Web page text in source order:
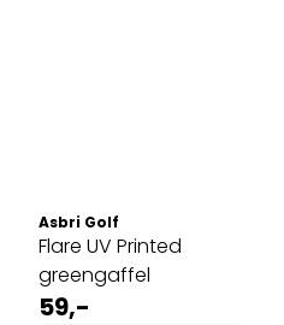
Asbri Golf
Flare UV Printed
greengaffel
59,-